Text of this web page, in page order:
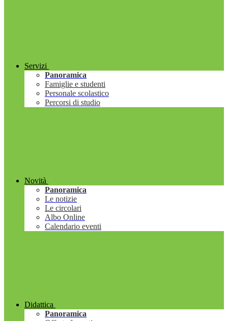
Servizi
Panoramica
Famiglie e studenti
Personale scolastico
Percorsi di studio
Novità
Panoramica
Le notizie
Le circolari
Albo Online
Calendario eventi
Didattica
Panoramica